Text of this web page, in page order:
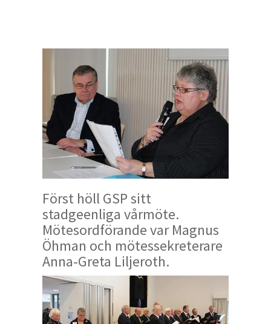
Först höll GSP sitt
stadgeenliga vårmöte.
Mötesordförande var Magnus
Öhman och mötessekreterare
Anna-Greta Liljeroth.